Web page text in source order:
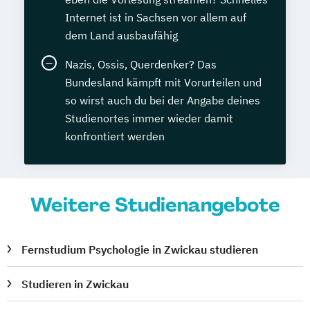
Internet ist in Sachsen vor allem auf
dem Land ausbaufähig
Nazis, Ossis, Querdenker? Das
Bundesland kämpft mit Vorurteilen und
so wirst auch du bei der Angabe deines
Studienortes immer wieder damit
konfrontiert werden
Weitere Studienangebote
Fernstudium Psychologie in Zwickau studieren
Studieren in Zwickau